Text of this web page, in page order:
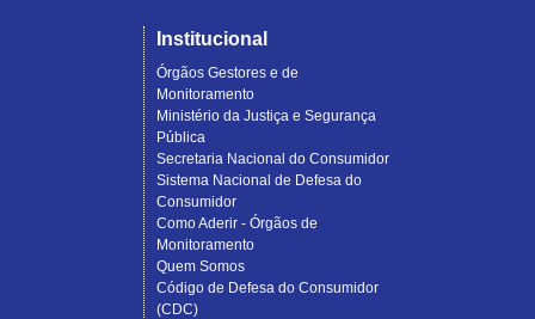
Institucional
Órgãos Gestores e de
Monitoramento
Ministério da Justiça e Segurança
Pública
Secretaria Nacional do Consumidor
Sistema Nacional de Defesa do
Consumidor
Como Aderir - Órgãos de
Monitoramento
Quem Somos
Código de Defesa do Consumidor
(CDC)